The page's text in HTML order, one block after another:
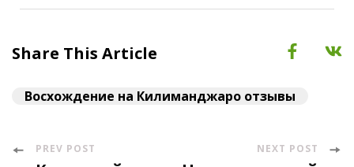
Share This Article
Восхождение на Килиманджаро отзывы
PostPREV POST NEXT POST